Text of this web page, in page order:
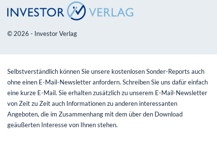
© 2026 - Investor Verlag
Selbstverständlich können Sie unsere kostenlosen Sonder-Reports auch
ohne einen E-Mail-Newsletter anfordern. Schreiben Sie uns dafür einfach
eine kurze E-Mail. Sie erhalten zusätzlich zu unserem E-Mail-Newsletter
von Zeit zu Zeit auch Informationen zu anderen interessanten
Angeboten, die im Zusammenhang mit dem über den Download
geäußerten Interesse von Ihnen stehen.